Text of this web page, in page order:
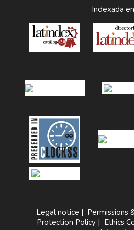
Indexada
Legal notice | Permissions
Protection Policy| Ethics